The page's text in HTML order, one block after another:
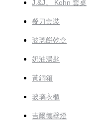
J.&J。 Kohn 套桌
餐刀套裝
玻璃餅乾盒
奶油湯匙
黃銅箱
玻璃衣櫃
吉爾德壁燈